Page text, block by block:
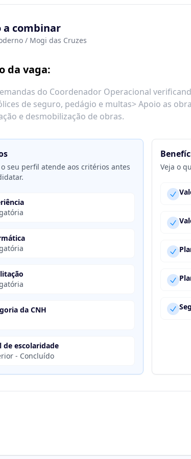
a combinar
/ Mogi das Cruzes
da vaga:
do Coordenador Operacional
de seguro, pedágio e multas> Apoio as
e desmobilização de obras.
seu perfil atende aos critérios antes
da CNH
de escolaridade
- Concluído
Veja o